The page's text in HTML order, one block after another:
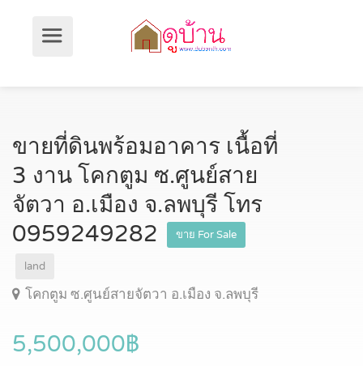
ขายที่ดินพร้อมอาคาร เนื้อที่
3 งาน โคกตูม ซ.ศูนย์สาย
จัตวา อ.เมือง จ.ลพบุรี โทร
0959249282
ขาย For Sale
land
โคกตูม ซ.ศูนย์สายจัตวา อ.เมือง จ.ลพบุรี
5,500,000฿